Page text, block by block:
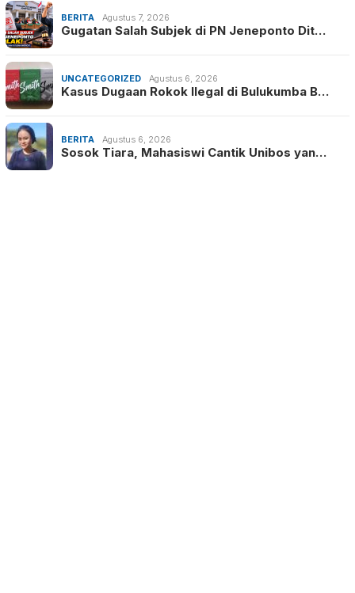
BERITA Agustus 7, 2026
Gugatan Salah Subjek di PN Jeneponto Dit…
UNCATEGORIZED Agustus 6, 2026
Kasus Dugaan Rokok Ilegal di Bulukumba B…
BERITA Agustus 6, 2026
Sosok Tiara, Mahasiswi Cantik Unibos yan…